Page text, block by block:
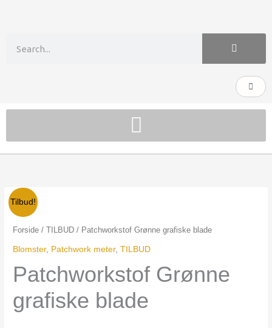
Kurv
Tilbud!
Forside / TILBUD / Patchworkstof Grønne grafiske blade
Blomster, Patchwork meter,TILBUD
Patchworkstof Grønne
grafiske blade
oprindelige
pris
var:
34,50 kr..
aktuelle
pris
er:
25,00 kr..
Patchworkstof
Grønne
grafiske
blade